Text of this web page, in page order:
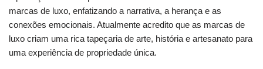
marcas de luxo, enfatizando a narrativa, a herança e as
conexões emocionais. Atualmente acredito que as marcas de
luxo criam uma rica tapeçaria de arte, história e artesanato para
uma experiência de propriedade única.